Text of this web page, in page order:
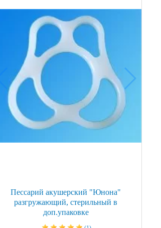
Пессарий акушерский "Юнона"
разгружающий, стерильный в
доп.упаковке